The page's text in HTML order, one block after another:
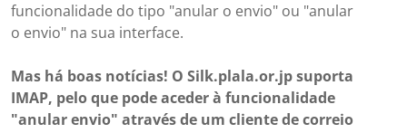
funcionalidade do tipo "anular o envio" ou "anular
o envio" na sua interface.
Mas há boas notícias! O Silk.plala.or.jp suporta
IMAP, pelo que pode aceder à funcionalidade
"anular envio" através de um cliente de correio